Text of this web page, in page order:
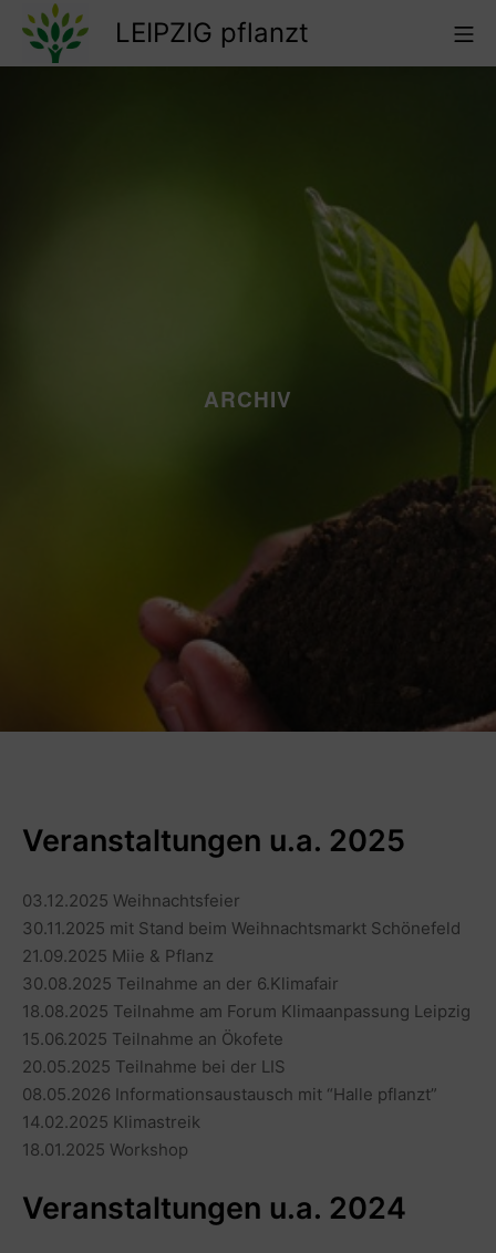
Zum
Inhalt
springen
LEIPZIG pflanzt
ARCHIV
Veranstaltungen u.a. 2025
03.12.2025 Weihnachtsfeier
30.11.2025 mit Stand beim Weihnachtsmarkt Schönefeld
21.09.2025 Miie & Pflanz
30.08.2025 Teilnahme an der 6.Klimafair
18.08.2025 Teilnahme am Forum Klimaanpassung Leipzig
15.06.2025 Teilnahme an Ökofete
20.05.2025 Teilnahme bei der LIS
08.05.2026 Informationsaustausch mit “Halle pflanzt”
14.02.2025 Klimastreik
18.01.2025 Workshop
Veranstaltungen u.a. 2024